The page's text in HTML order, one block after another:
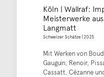
Köln | Wallraf:
Meisterwerke
Langmatt
Schweizer Schätze | 2025
Mit Werken von
Gauguin, Renoir,
Cassatt, Cézanne